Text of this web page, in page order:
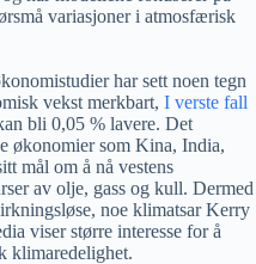
variasjoner i atmosfærisk
har sett noen tegn
vekst merkbart, I verste fall
bli 0,05 % lavere. Det
økonomier som Kina, India,
mål om å nå vestens
av olje, gass og kull. Dermed
noe klimatsar Kerry
viser større interesse for å
klimaredelighet.